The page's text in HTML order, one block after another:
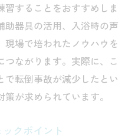
することをおすすめしま
助器具の活用、入浴時の声
場で培われたノウハウを
ながります。実際に、こ
で転倒事故が減少したとい
が求められています。
クポイント